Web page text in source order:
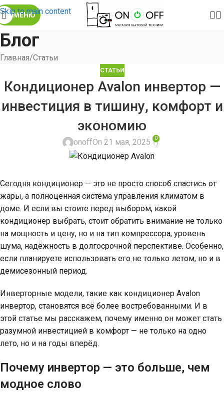
Skip to main content
МЕНЮ
Блог
Главная Статьи
СТАТЬИ
Кондиционер Avalon инвертор —
инвестиция в тишину, комфорт и
экономию
onoffOn 21 мая, 2025 0
Сегодня кондиционер — это не просто способ спастись от
жары, а полноценная система управления климатом в
доме. И если вы стоите перед выбором, какой
кондиционер выбрать, стоит обратить внимание не только
на мощность и цену, но и на тип компрессора, уровень
шума, надёжность в долгосрочной перспективе. Особенно,
если планируете использовать его не только летом, но и в
демисезонный период.
Инверторные модели, такие как кондиционер Avalon
инвертор, становятся всё более востребованными. И в
этой статье мы расскажем, почему именно он может стать
разумной инвестицией в комфорт — не только на одно
лето, но и на годы вперёд.
Почему инвертор — это больше, чем
модное слово